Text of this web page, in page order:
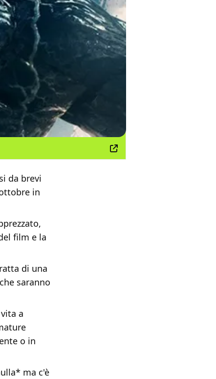
da brevi
in
film e la
di una
saranno
a
o in
ma c'è